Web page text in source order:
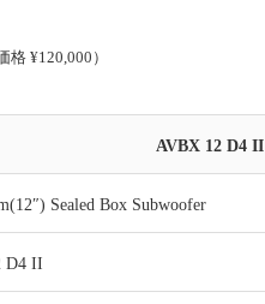
格 ¥120,000）
AVBX 12 D4 II
Sealed Box Subwoofer
D4 II